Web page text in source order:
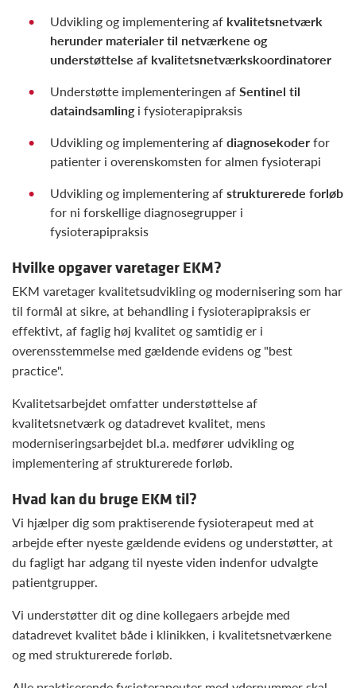
Udvikling og implementering af kvalitetsnetværk
herunder materialer til netværkene og
understøttelse af kvalitetsnetværkskoordinatorer
Understøtte implementeringen afSentinel til
dataindsamlingi fysioterapipraksis
Udvikling og implementering afdiagnosekoderfor
patienter i overenskomsten for almen fysioterapi
Udvikling og implementering afstrukturerede forløb
for ni forskellige diagnosegrupper i
fysioterapipraksis
Hvilke opgaver varetager EKM?
EKM varetager kvalitetsudvikling og modernisering som har
til formål at sikre, at behandling i fysioterapipraksis er
effektivt, af faglig høj kvalitet og samtidig er i
overensstemmelse med gældende evidens og "best
practice".
Kvalitetsarbejdet omfatter understøttelse af
kvalitetsnetværk og datadrevet kvalitet, mens
moderniseringsarbejdet bl.a. medfører udvikling og
implementering af strukturerede forløb.
Hvad kan du bruge EKM til?
Vi hjælper dig som praktiserende fysioterapeut med at
arbejde efter nyeste gældende evidens og understøtter, at
du fagligt har adgang til nyeste viden indenfor udvalgte
patientgrupper.
Vi understøtter dit og dine kollegaers arbejde med
datadrevet kvalitet både i klinikken, i kvalitetsnetværkene
og med strukturerede forløb.